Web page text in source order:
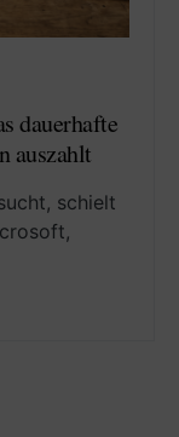
dauerhafte
auszahlt
schielt